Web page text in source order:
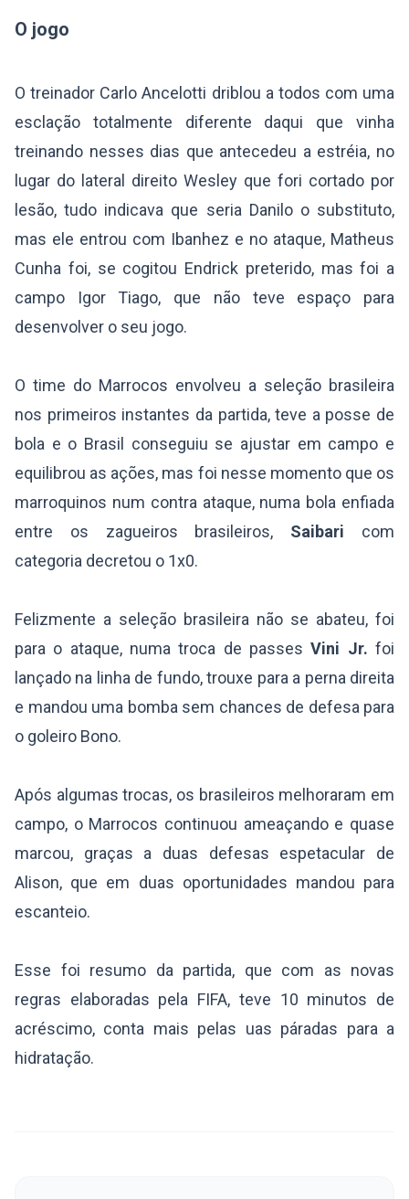
O jogo
O treinador Carlo Ancelotti driblou a todos com uma
esclação totalmente diferente daqui que vinha
treinando nesses dias que antecedeu a estréia, no
lugar do lateral direito Wesley que fori cortado por
lesão, tudo indicava que seria Danilo o substituto,
mas ele entrou com Ibanhez e no ataque, Matheus
Cunha foi, se cogitou Endrick preterido, mas foi a
campo Igor Tiago, que não teve espaço para
desenvolver o seu jogo.
O time do Marrocos envolveu a seleção brasileira
nos primeiros instantes da partida, teve a posse de
bola e o Brasil conseguiu se ajustar em campo e
equilibrou as ações, mas foi nesse momento que os
marroquinos num contra ataque, numa bola enfiada
entre os zagueiros brasileiros, Saibari com
categoria decretou o 1x0.
Felizmente a seleção brasileira não se abateu, foi
para o ataque, numa troca de passesVini Jr. foi
lançado na linha de fundo, trouxe para a perna direita
e mandou uma bomba sem chances de defesa para
o goleiro Bono.
Após algumas trocas, os brasileiros melhoraram em
campo, o Marrocos continuou ameaçando e quase
marcou, graças a duas defesas espetacular de
Alison, que em duas oportunidades mandou para
escanteio.
Esse foi resumo da partida, que com as novas
regras elaboradas pela FIFA, teve 10 minutos de
acréscimo, conta mais pelas uas páradas para a
hidratação.